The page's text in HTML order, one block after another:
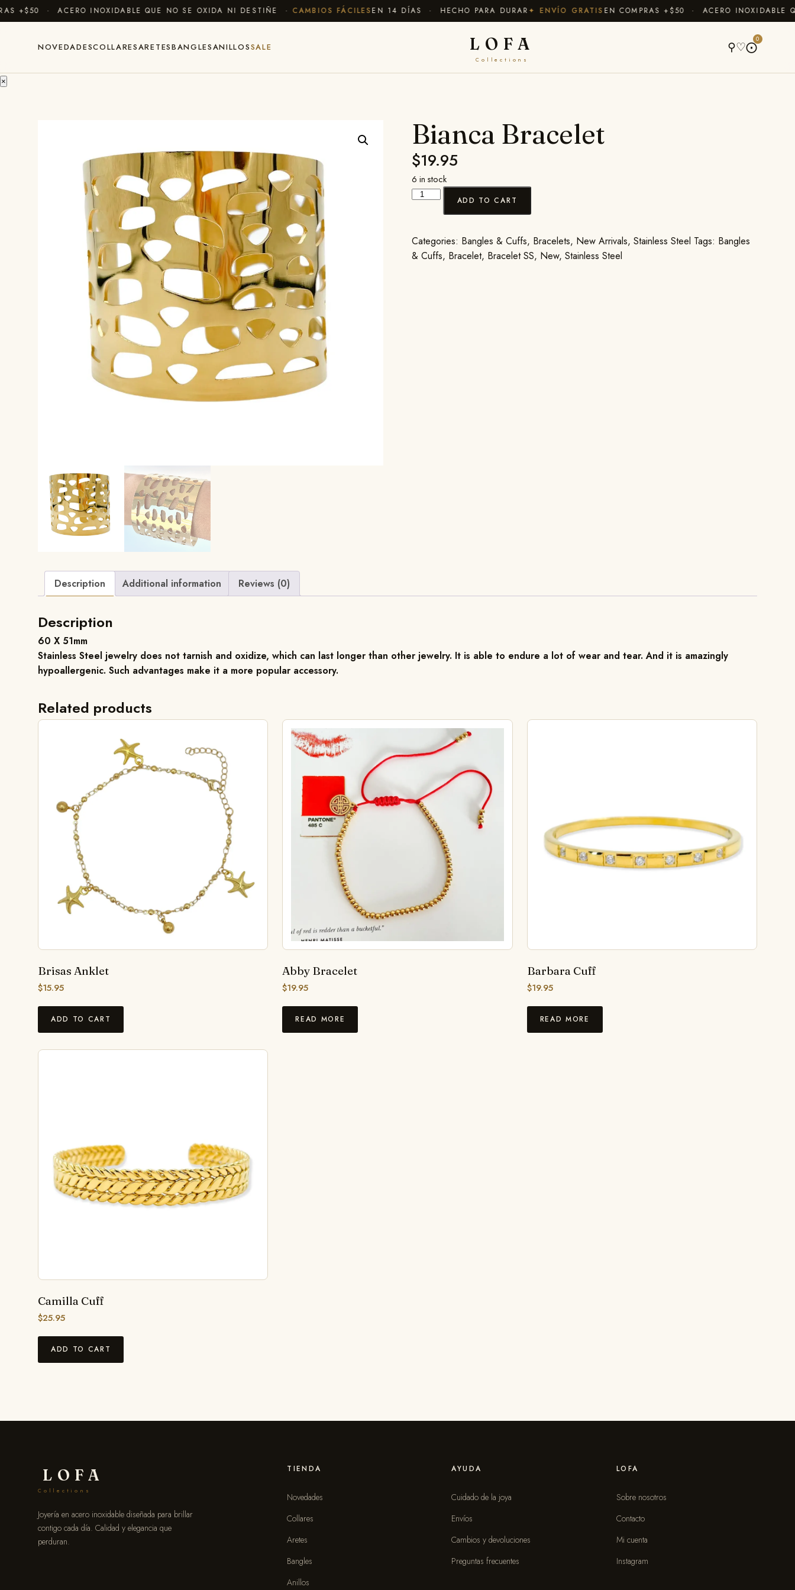
+$50 · ACERO INOXIDABLE QUE NO SE OXIDA NI DESTIÑE · CAMBIOS FÁCILESEN 14 DÍAS · HECHO PARA DURAR✦ ENVÍO GRATISEN COMPRAS +$50 · ACERO INOXIDABLE
NOVEDADESCOLLARESARETESBANGLESANILLOSSALE LOFA
Collections
⚲♡⨀
0
×
Bianca Bracelet
$19.95
6 in stock
ADD TO CART
Categories: Bangles & Cuffs, Bracelets, New Arrivals,Stainless Steel Tags: Bangles
& Cuffs, Bracelet, Bracelet SS, New,Stainless Steel
Description Additional information Reviews (0)
Description
60 X 51mm
Stainless Steel jewelry does not tarnish and oxidize, which can last longer than other jewelry. It is able to endure a lot of wear and tear. And it is amazingly
hypoallergenic. Such advantages make it a more popular accessory.
Related products
Brisas Anklet
$15.95
ADD TO CART
Abby Bracelet
$19.95
READ MORE
Barbara Cuff
$19.95
READ MORE
Camilla Cuff
$25.95
ADD TO CART
LOFA
Collections
Joyería en acero inoxidable diseñada para brillar
contigo cada día. Calidad y elegancia que
perduran.
TIENDA
Novedades
Collares
Aretes
Bangles
Anillos
AYUDA
Cuidado de la joya
Envíos
Cambios y devoluciones
Preguntas frecuentes
LOFA
Sobre nosotros
Contacto
Mi cuenta
Instagram